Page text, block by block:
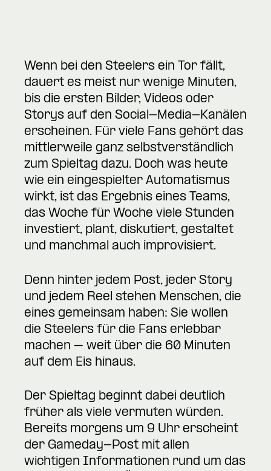
Wenn bei den Steelers ein Tor fällt,
dauert es meist nur wenige Minuten,
bis die ersten Bilder, Videos oder
Storys auf den Social-Media-Kanälen
erscheinen. Für viele Fans gehört das
mittlerweile ganz selbstverständlich
zum Spieltag dazu. Doch was heute
wie ein eingespielter Automatismus
wirkt, ist das Ergebnis eines Teams,
das Woche für Woche viele Stunden
investiert, plant, diskutiert, gestaltet
und manchmal auch improvisiert.
Denn hinter jedem Post, jeder Story
und jedem Reel stehen Menschen, die
eines gemeinsam haben: Sie wollen
die Steelers für die Fans erlebbar
machen – weit über die 60 Minuten
auf dem Eis hinaus.
Der Spieltag beginnt dabei deutlich
früher als viele vermuten würden.
Bereits morgens um 9 Uhr erscheint
der Gameday-Post mit allen
wichtigen Informationen rund um das